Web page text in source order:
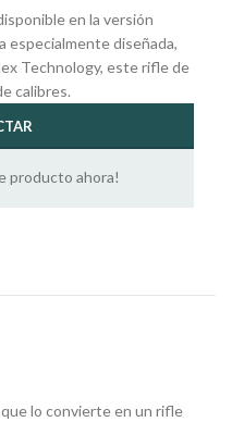
en la versión
especialmente diseñada,
Technology, este rifle de
calibres.
producto ahora!
lo convierte en un rifle